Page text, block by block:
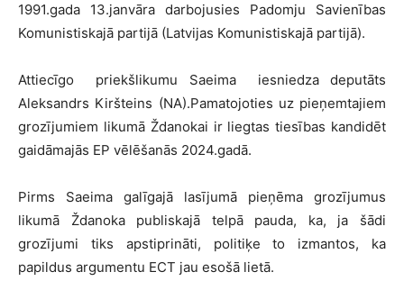
1991.gada 13.janvāra darbojusies Padomju Savienības
Komunistiskajā partijā (Latvijas Komunistiskajā partijā).
Attiecīgo priekšlikumu Saeima iesniedza deputāts
Aleksandrs Kiršteins (NA).Pamatojoties uz pieņemtajiem
grozījumiem likumā Ždanokai ir liegtas tiesības kandidēt
gaidāmajās EP vēlēšanās 2024.gadā.
Pirms Saeima galīgajā lasījumā pieņēma grozījumus
likumā Ždanoka publiskajā telpā pauda, ka, ja šādi
grozījumi tiks apstiprināti, politiķe to izmantos, ka
papildus argumentu ECT jau esošā lietā.